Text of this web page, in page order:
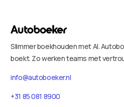
Slimmer boekhouden met AI.
boekt. Zo werken teams met
info@autoboeker.nl
+31 85 081 8900